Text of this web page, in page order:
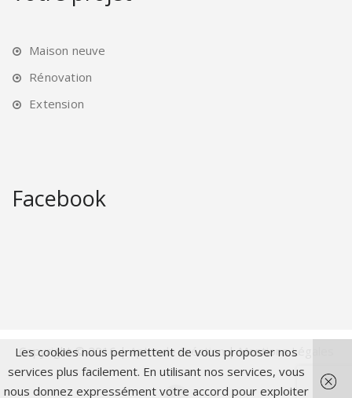
Maison neuve
Rénovation
Extension
Facebook
Copyright © 2016 |Aptitude Création|Mentions Légales
Les cookies nous permettent de vous proposer nos
services plus facilement. En utilisant nos services, vous
nous donnez expressément votre accord pour exploiter